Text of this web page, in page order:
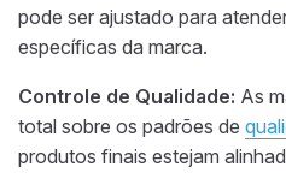
pode ser ajustado para
específicas da marca.
Controle de Qualidade: As
total sobre os padrões de
produtos finais estejam